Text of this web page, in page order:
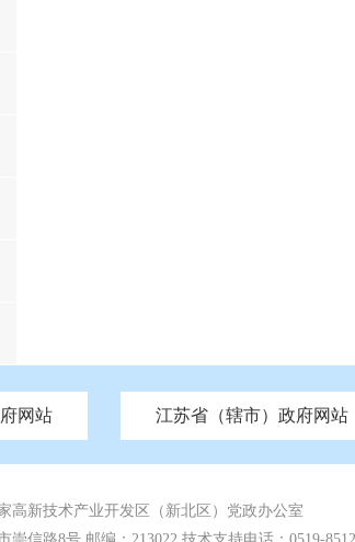
网站
河南 河北 山西 辽宁 吉林
江苏省（辖市）政府网站
市政府 苏州市政府 无锡市政府 常州市
市教育局 市科技局 市民族宗教事务局
计局 市外事办 市生态环境局 市城管局
区人大 区政协
高新技术产业开发区（新北区）党政办公室